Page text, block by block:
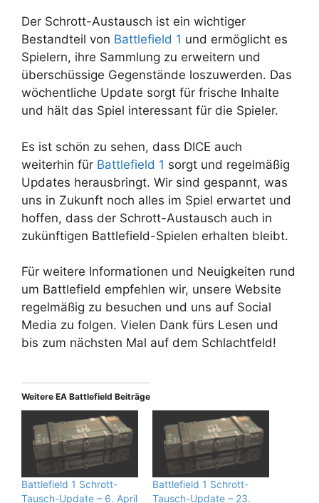
Der Schrott-Austausch ist ein wichtiger
Bestandteil von Battlefield 1 und ermöglicht es
Spielern, ihre Sammlung zu erweitern und
überschüssige Gegenstände loszuwerden. Das
wöchentliche Update sorgt für frische Inhalte
und hält das Spiel interessant für die Spieler.
Es ist schön zu sehen, dass DICE auch
weiterhin für Battlefield 1 sorgt und regelmäßig
Updates herausbringt. Wir sind gespannt, was
uns in Zukunft noch alles im Spiel erwartet und
hoffen, dass der Schrott-Austausch auch in
zukünftigen Battlefield-Spielen erhalten bleibt.
Für weitere Informationen und Neuigkeiten rund
um Battlefield empfehlen wir, unsere Website
regelmäßig zu besuchen und uns auf Social
Media zu folgen. Vielen Dank fürs Lesen und
bis zum nächsten Mal auf dem Schlachtfeld!
Weitere EA Battlefield Beiträge
Battlefield 1 Schrott-
Tausch-Update – 6. April
Battlefield 1 Schrott-
Tausch-Update – 23.